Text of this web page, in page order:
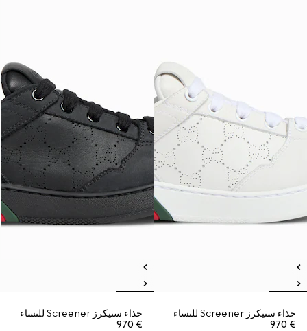
حذاء سنيكرز Screener للنساء
€ 970
حذاء سنيكرز Screener للنساء
€ 970